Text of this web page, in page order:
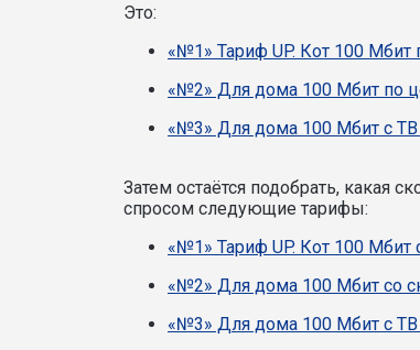
Это:
«№1» Тариф UP. Кот 100
«№2» Для дома 100 Мбит по
«№3» Для дома 100 Мбит с
Затем остаётся подобрать, какая
спросом следующие тарифы:
«№1» Тариф UP. Кот 100
«№2» Для дома 100 Мбит со
«№3» Для дома 100 Мбит с